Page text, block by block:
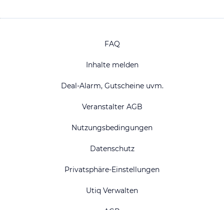
FAQ
Inhalte melden
Deal-Alarm, Gutscheine uvm.
Veranstalter AGB
Nutzungsbedingungen
Datenschutz
Privatsphäre-Einstellungen
Utiq Verwalten